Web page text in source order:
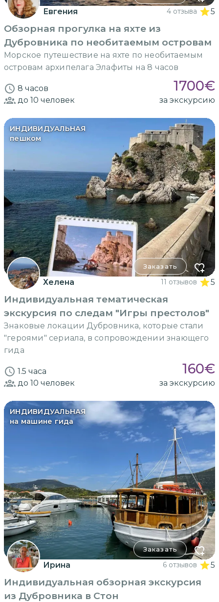
Евгения 4 отзыва 5
Обзорная прогулка на яхте из
Дубровника по необитаемым островам
Морское путешествие на яхте по необитаемым
островам архипелага Элафиты на 8 часов
8 часов 1700€
до 10 человек за экскурсию
ИНДИВИДУАЛЬНАЯ
пешком
Заказать
Хелена 11 отзывов 5
Индивидуальная тематическая
экскурсия по следам "Игры престолов"
Знаковые локации Дубровника, которые стали
"героями" сериала, в сопровождении знающего
гида
1.5 часа 160€
до 10 человек за экскурсию
ИНДИВИДУАЛЬНАЯ
на машине гида
Заказать
Ирина 6 отзывов 5
Индивидуальная обзорная экскурсия
из Дубровника в Стон